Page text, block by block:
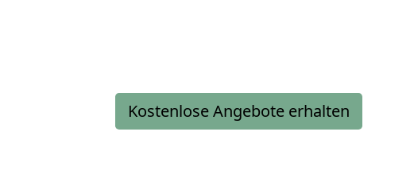
Kostenlose Angebote erhalten